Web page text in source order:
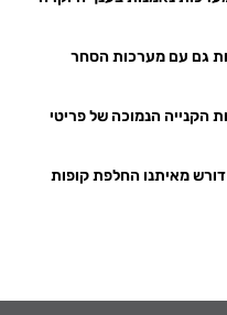
גם עם מערכות הסחר
הקנייה הנמוכה של פריטי
מאיתנו החלפת קופות